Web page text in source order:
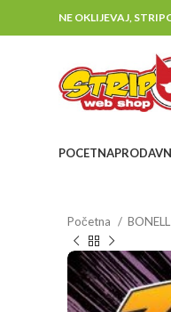
NE OKLIJEVAJ,
POCETNA
Početna